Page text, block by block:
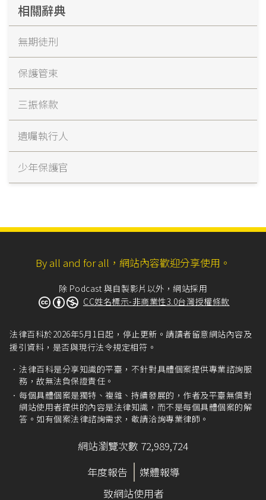
相關辭典
無期徒刑
保護管束
三振條款
遺囑執行人
少年保護官
By all and for all，網站內容歡迎分享使用。
除 Podcast 與自製影片以外，網站採用
CC姓名標示-非商業性3.0台灣授權條款
法律百科於2026年5月1日起，停止更新。請讀者留意網站內容及
援引資料，是否與現行法令規定相符。
法律百科是分享知識的平臺，不針對具體個案提供專業諮詢服
務，故無法負保證責任。
每個具體個案是獨特、複雜、持續發展的，作者及平臺無償對
網站使用者提供的內容是法律知識，而不是每個具體個案的解
答。如有個案法律諮詢需求，敬請洽詢專業律師。
網站瀏覽次數 72,989,724
年度報告
媒體報導
致網站使用者